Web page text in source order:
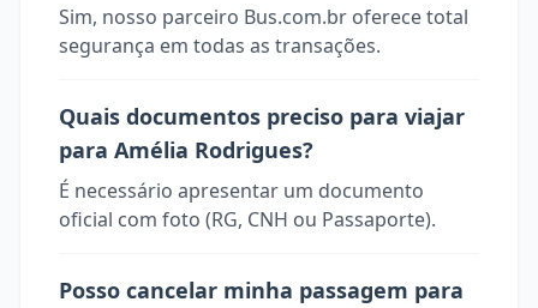
Sim, nosso parceiro Bus.com.br oferece total
segurança em todas as transações.
Quais documentos preciso para viajar
para Amélia Rodrigues?
É necessário apresentar um documento
oficial com foto (RG, CNH ou Passaporte).
Posso cancelar minha passagem para